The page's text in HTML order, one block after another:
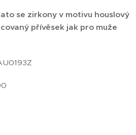
se zirkony v motivu houslový
přívěsek jak pro muže